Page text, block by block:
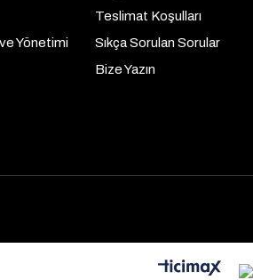
Yönetimi
Teslimat Koşulları
Sıkça Sorulan Sorular
Bize Yazın